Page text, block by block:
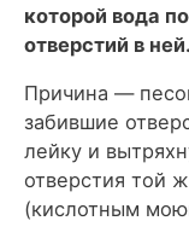
которой вода
отверстий в ней.
Причина —
забившие
лейку и
отверстия той
(кислотным